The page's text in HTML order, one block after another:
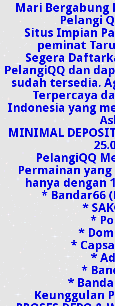
Mari Bergabung
Pelangi
Situs Impian
peminat
Segera
PelangiQQ dan
sudah tersedia.
Terpercaya
Indonesia yang
MINIMAL
PelangiQQ
Permainan
hanya dengan
* Bandar66
*
*
*
*
*
*
*
Keunggulan